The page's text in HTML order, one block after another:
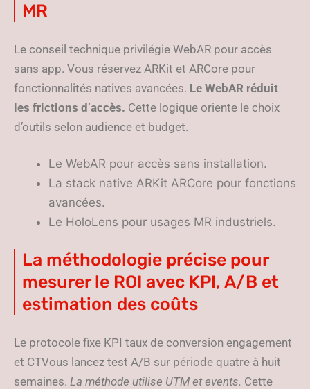
MR
Le conseil technique privilégie WebAR pour accès
sans app. Vous réservez ARKit et ARCore pour
fonctionnalités natives avancées. Le WebAR réduit
les frictions d’accès. Cette logique oriente le choix
d’outils selon audience et budget.
Le WebAR pour accès sans installation.
La stack native ARKit ARCore pour fonctions
avancées.
Le HoloLens pour usages MR industriels.
La méthodologie précise pour
mesurer le ROI avec KPI, A/B et
estimation des coûts
Le protocole fixe KPI taux de conversion engagement
et CTVous lancez test A/B sur période quatre à huit
semaines. La méthode utilise UTM et events. Cette